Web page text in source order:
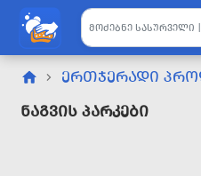
ᲔᲠᲗᲯᲔᲠᲐᲓᲘ
Ნაგვის Პარკები